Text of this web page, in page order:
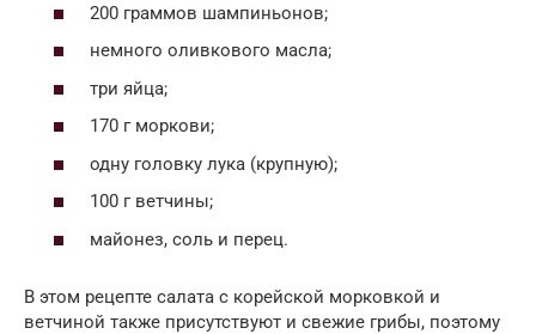
200 граммов шампиньонов;
немного оливкового масла;
три яйца;
170 г моркови;
одну головку лука (крупную);
100 г ветчины;
майонез, соль и перец.
В этом рецепте салата с корейской морковкой и
ветчиной также присутствуют и свежие грибы, поэтому